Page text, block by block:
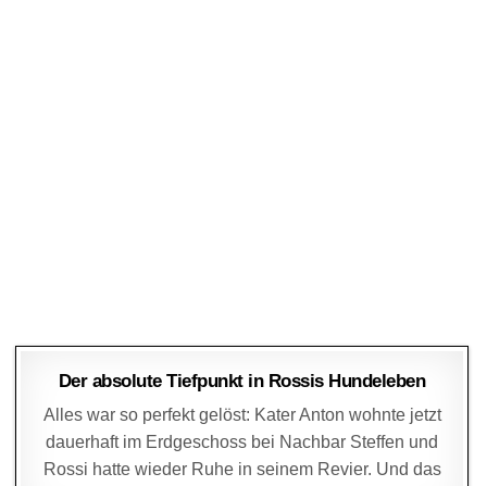
DAGMAR 15. JUNI 2016
Der absolute Tiefpunkt in Rossis Hundeleben
Alles war so perfekt gelöst: Kater Anton wohnte jetzt
dauerhaft im Erdgeschoss bei Nachbar Steffen und
Rossi hatte wieder Ruhe in seinem Revier. Und das